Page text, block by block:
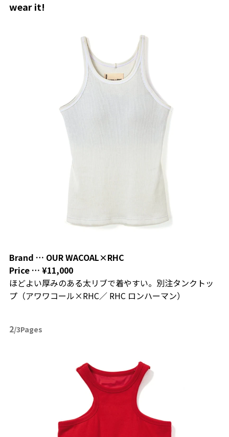
wear it!
Brand … OUR WACOAL×RHC
Price … ¥11,000
ほどよい厚みのある太リブで着やすい。別注タンクトッ
プ（アワワコール×RHC／ RHC ロンハーマン）
2/3Pages